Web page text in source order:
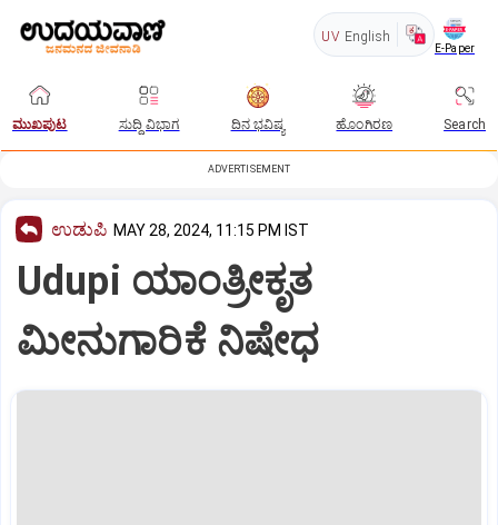
UV English
E-Paper
ಮುಖಪುಟ ಸುದ್ದಿ ವಿಭಾಗ ದಿನ ಭವಿಷ್ಯ ಹೊಂಗಿರಣ Search
ADVERTISEMENT
ಉಡುಪಿ MAY 28, 2024, 11:15 PM IST
Udupi ಯಾಂತ್ರೀಕೃತ
ಮೀನುಗಾರಿಕೆ ನಿಷೇಧ